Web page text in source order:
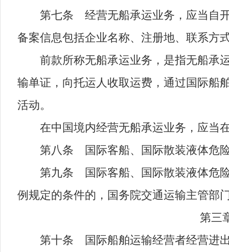
第七条 经营无船承运业务，应当自开
备案信息包括企业名称、注册地、联系方
前款所称无船承运业务，是指无船承运
输单证，向托运人收取运费，通过国际船
活动。
在中国境内经营无船承运业务，应当
第八条 国际客船、国际散装液体危险
第九条 国际客船、国际散装液体危险
例规定的条件的，国务院交通运输主管部
第三章
第十条 国际船舶运输经营者经营进出